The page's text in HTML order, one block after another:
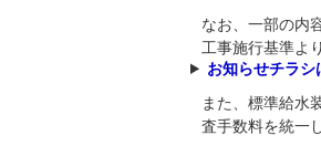
なお、一部の内
工事施行基準よ
お知らせチラシ
また、標準給水
査手数料を統一